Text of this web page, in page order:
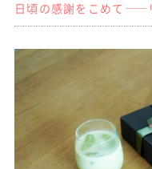
日頃の感謝をこめて——